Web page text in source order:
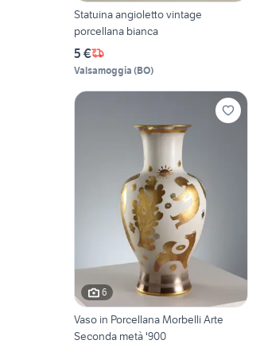
Statuina angioletto vintage
porcellana bianca
5 €
Valsamoggia (BO)
6
Vaso in Porcellana Morbelli Arte
Seconda metà '900